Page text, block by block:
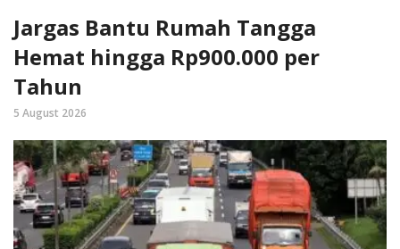
Jargas Bantu Rumah Tangga
Hemat hingga Rp900.000 per
Tahun
5 August 2026